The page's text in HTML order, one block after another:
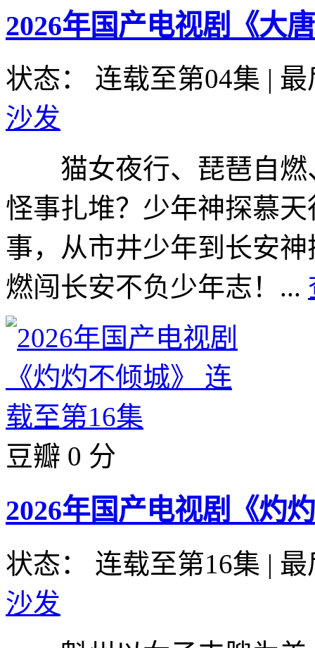
2026年国产电视剧《大
状态： 连载至第04集 | 最
沙发
猫女夜行、琵琶自燃
怪事扎堆？少年神探慕
事，从市井少年到长安
燃闯长安不负少年志！...
豆瓣 0 分
2026年国产电视剧《灼
状态： 连载至第16集 | 最
沙发